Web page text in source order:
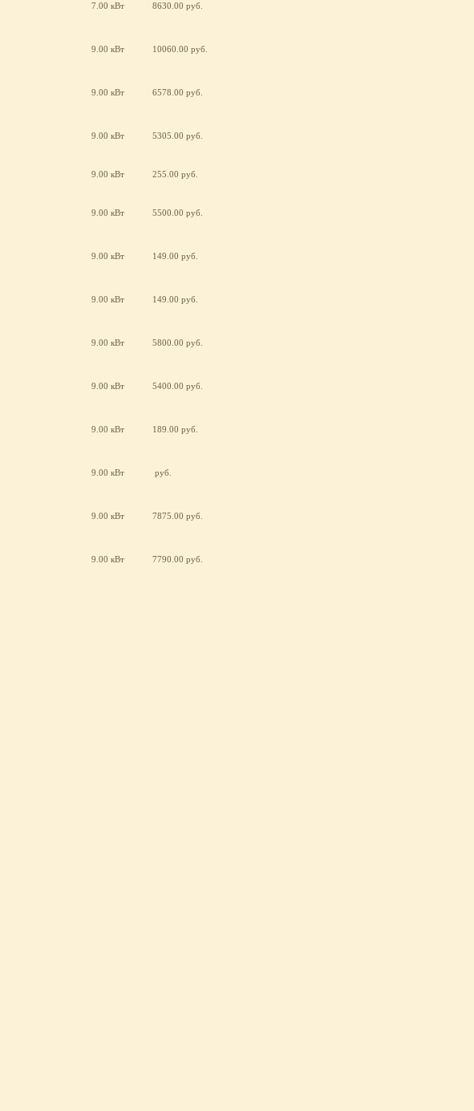
7.00 кВт 8630.00 руб.
9.00 кВт 10060.00 руб.
9.00 кВт 6578.00 руб.
9.00 кВт 5305.00 руб.
9.00 кВт 255.00 руб.
9.00 кВт 5500.00 руб.
9.00 кВт 149.00 руб.
9.00 кВт 149.00 руб.
9.00 кВт 5800.00 руб.
9.00 кВт 5400.00 руб.
9.00 кВт 189.00 руб.
9.00 кВт руб.
9.00 кВт 7875.00 руб.
9.00 кВт 7790.00 руб.